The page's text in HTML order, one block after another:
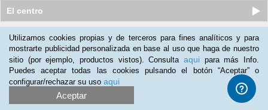
El centro
Nuestros clientes opinan:
Angel Valero
(14-02-2019)
Soy escritor y utilizo el programa exhaustivamente, por lo que
todo lo que me ayude a manejarlo mejor lo aceptaré
gustosamente.
Utilizamos cookies propias y de terceros para fines analíticos y para
mostrarte publicidad personalizada en base al uso que haga de nuestro
sitio (por ejemplo, productos vistos). Consulta aqui para más Info.
Puedes aceptar todas las cookies pulsando el botón “Aceptar” o
configurar/rechazar su uso aqui
Aceptar